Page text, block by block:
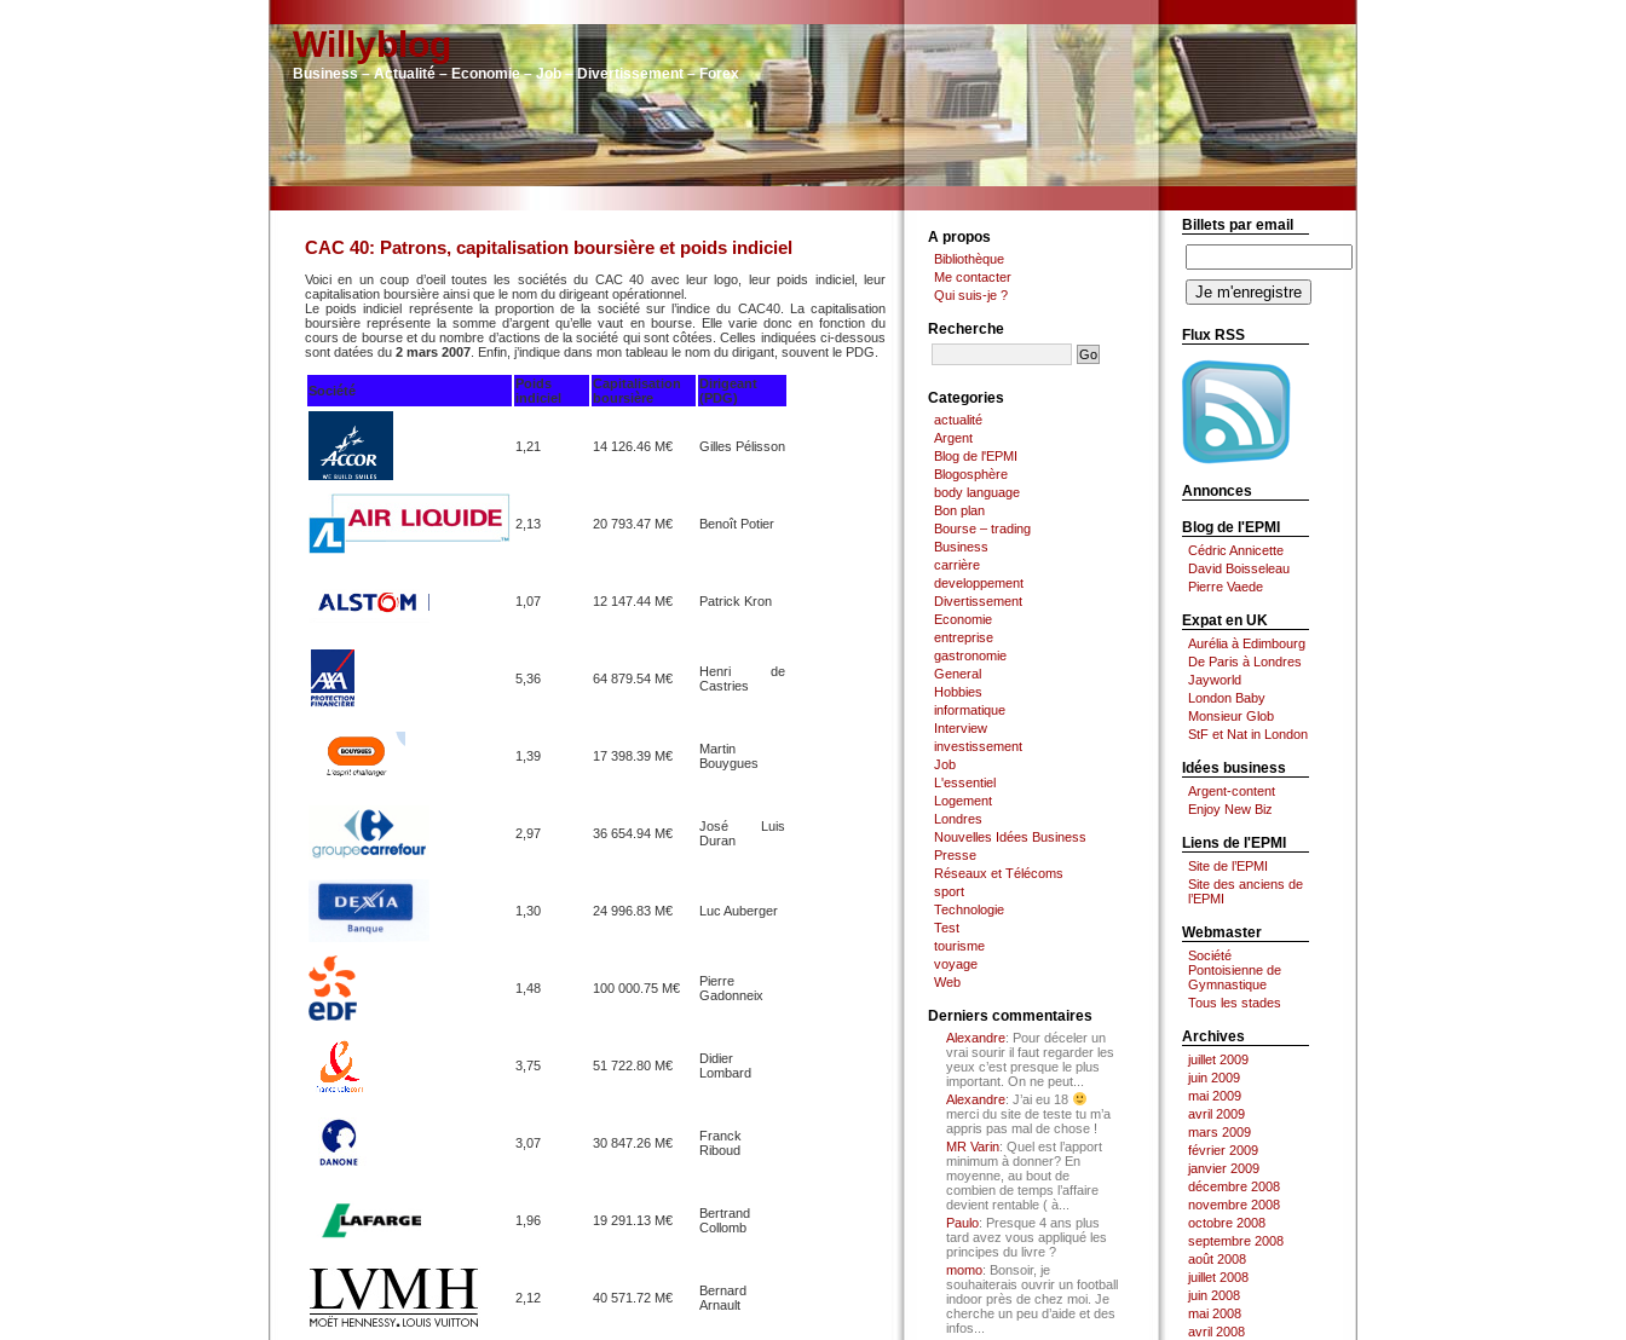
Willyblog
Business – Actualité – Economie – Job – Divertissement – Forex
CAC 40: Patrons, capitalisation boursière et poids indiciel
Voici en un coup d’oeil toutes les sociétés du CAC 40 avec leur logo, leur poids indiciel, leur
capitalisation boursière ainsi que le nom du dirigeant opérationnel.
Le poids indiciel représente la proportion de la société sur l’indice du CAC40. La capitalisation
boursière représente la somme d’argent qu’elle vaut en bourse. Elle varie donc en fonction du
cours de bourse et du nombre d’actions de la société qui sont côtées. Celles indiquées ci-dessous
sont datées du 2 mars 2007 . Enfin, j’indique dans mon tableau le nom du dirigant, souvent le PDG.
Société
Poids
indiciel
Capitalisation
boursière
Dirigeant
(PDG)
1,21 14 126.46 M€ Gilles Pélisson
2,13 20 793.47 M€ Benoît Potier
1,07 12 147.44 M€ Patrick Kron
5,36 64 879.54 M€
Henri de
Castries
1,39 17 398.39 M€
Martin
Bouygues
2,97 36 654.94 M€
José Luis
Duran
1,30 24 996.83 M€ Luc Auberger
1,48 100 000.75 M€
Pierre
Gadonneix
3,75 51 722.80 M€
Didier
Lombard
3,07 30 847.26 M€
Franck
Riboud
1,96 19 291.13 M€
Bertrand
Collomb
2,12 40 571.72 M€
Bernard
Arnault
A propos
Bibliothèque
Me contacter
Qui suis-je ?
Recherche
Categories
actualité
Argent
Blog de l'EPMI
Blogosphère
body language
Bon plan
Bourse – trading
Business
carrière
developpement
Divertissement
Economie
entreprise
gastronomie
General
Hobbies
informatique
Interview
investissement
Job
L'essentiel
Logement
Londres
Nouvelles Idées Business
Presse
Réseaux et Télécoms
sport
Technologie
Test
tourisme
voyage
Web
Derniers commentaires
Alexandre: Pour déceler un
vrai sourir il faut regarder les
yeux c’est presque le plus
important. On ne peut...
Alexandre: J’ai eu 18
merci du site de teste tu m’a
appris pas mal de chose !
MR Varin: Quel est l’apport
minimum à donner? En
moyenne, au bout de
combien de temps l’affaire
devient rentable ( à...
Paulo: Presque 4 ans plus
tard avez vous appliqué les
principes du livre ?
momo: Bonsoir, je
souhaiterais ouvrir un football
indoor près de chez moi. Je
cherche un peu d’aide et des
infos...
Billets par email
Flux RSS
Annonces
Blog de l'EPMI
Cédric Annicette
David Boisseleau
Pierre Vaede
Expat en UK
Aurélia à Edimbourg
De Paris à Londres
Jayworld
London Baby
Monsieur Glob
StF et Nat in London
Idées business
Argent-content
Enjoy New Biz
Liens de l'EPMI
Site de l’EPMI
Site des anciens de
l’EPMI
Webmaster
Société
Pontoisienne de
Gymnastique
Tous les stades
Archives
juillet 2009
juin 2009
mai 2009
avril 2009
mars 2009
février 2009
janvier 2009
décembre 2008
novembre 2008
octobre 2008
septembre 2008
août 2008
juillet 2008
juin 2008
mai 2008
avril 2008